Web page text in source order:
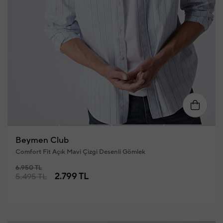
M L XL XXL
Beymen Club
Comfort Fit Açık Mavi Çizgi Desenli Gömlek
6.950 TL
5.495 TL 2.799 TL